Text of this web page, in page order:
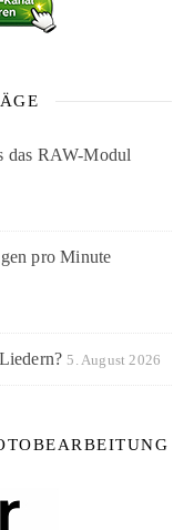
das RAW-Modul
pro Minute
5. August 2026